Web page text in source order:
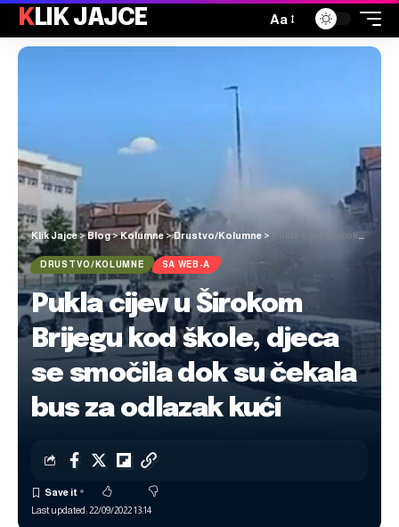
KLIK JAJCE Aa
Klik Jajce>Blog>Kolumne>Drustvo/Kolumne > Pukla cijev u Širokom Brijegu kod škole, djeca se smočila dok su čekala bus za odlazak kući
DRUSTVO/KOLUMNE SA WEB-A
Pukla cijev u Širokom
Brijegu kod škole, djeca
se smočila dok su čekala
bus za odlazak kući
Last updated: 22/09/2022 13:14